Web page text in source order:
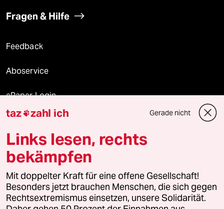
Fragen & Hilfe
Feedback
Aboservice
ePaper Login
Downloads für Abonnierende
© 2026 taz Verlags und Vertriebs GmbH
Alle Rechte vorbehalten. Bei rechtlichen Fragen oder für Genehmigungen
wenden Sie sich bitte an
lizenzen@taz.de
taz zahl ich Gerade nicht
Links lesen, rechts
bekämpfen
Mit doppelter Kraft für eine offene Gesellschaft!
Besonders jetzt brauchen Menschen, die sich gegen
Rechtsextremismus einsetzen, unsere Solidarität.